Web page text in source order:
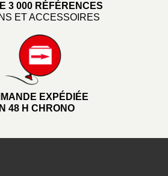
3 000 RÉFÉRENCES
ET ACCESSOIRES
EXPÉDIÉE
48 H CHRONO